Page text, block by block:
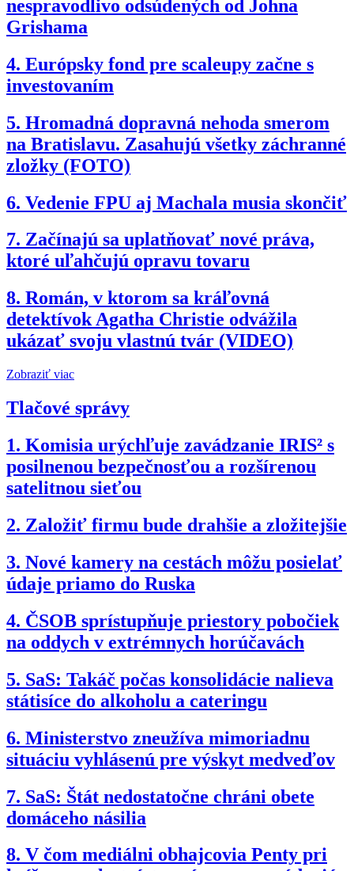
nespravodlivo odsúdených od Johna
Grishama
4. Európsky fond pre scaleupy začne s
investovaním
5. Hromadná dopravná nehoda smerom
na Bratislavu. Zasahujú všetky záchranné
zložky (FOTO)
6. Vedenie FPU aj Machala musia skončiť
7. Začínajú sa uplatňovať nové práva,
ktoré uľahčujú opravu tovaru
8. Román, v ktorom sa kráľovná
detektívok Agatha Christie odvážila
ukázať svoju vlastnú tvár (VIDEO)
Zobraziť viac
Tlačové správy
1. Komisia urýchľuje zavádzanie IRIS² s
posilnenou bezpečnosťou a rozšírenou
satelitnou sieťou
2. Založiť firmu bude drahšie a zložitejšie
3. Nové kamery na cestách môžu posielať
údaje priamo do Ruska
4. ČSOB sprístupňuje priestory pobočiek
na oddych v extrémnych horúčavách
5. SaS: Takáč počas konsolidácie nalieva
státisíce do alkoholu a cateringu
6. Ministerstvo zneužíva mimoriadnu
situáciu vyhlásenú pre výskyt medveďov
7. SaS: Štát nedostatočne chráni obete
domáceho násilia
8. V čom mediálni obhajcovia Penty pri